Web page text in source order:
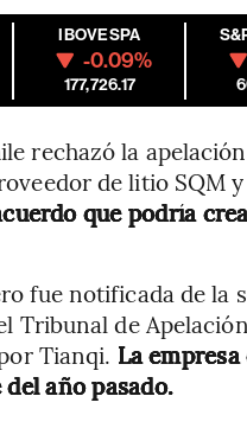
IBOVESPA
-0.09%
177,726.17
rechazó la
de litio SQM
que podría
fue notificada de la
Tribunal de
Tianqi. La
año pasado.